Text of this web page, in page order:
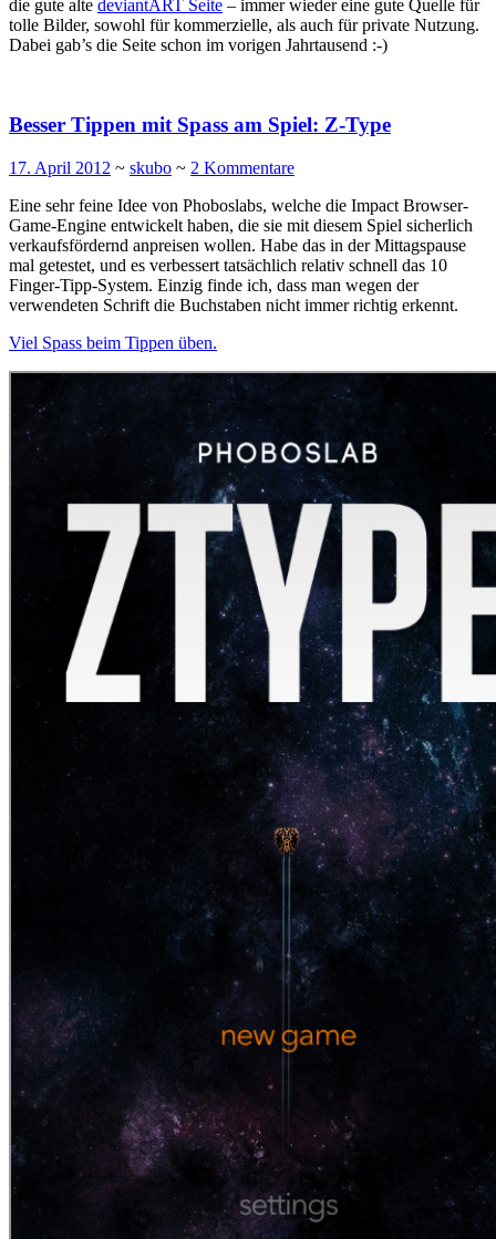
die gute alte deviantART Seite – immer wieder eine gute Quelle für
tolle Bilder, sowohl für kommerzielle, als auch für private Nutzung.
Dabei gab’s die Seite schon im vorigen Jahrtausend :-)
Besser Tippen mit Spass am Spiel: Z-Type
17. April 2012 ~ skubo ~ 2 Kommentare
Eine sehr feine Idee von Phoboslabs, welche die Impact Browser-
Game-Engine entwickelt haben, die sie mit diesem Spiel sicherlich
verkaufsfördernd anpreisen wollen. Habe das in der Mittagspause
mal getestet, und es verbessert tatsächlich relativ schnell das 10
Finger-Tipp-System. Einzig finde ich, dass man wegen der
verwendeten Schrift die Buchstaben nicht immer richtig erkennt.
Viel Spass beim Tippen üben.